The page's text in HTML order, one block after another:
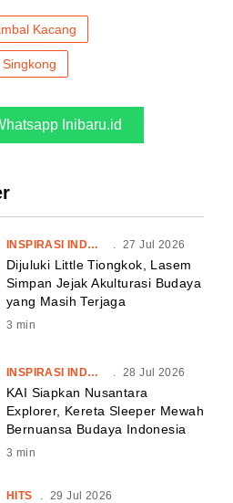
Kacang
Singkong
Inibaru.id
INSPIRASI INDONESIA . 27 Jul 2026
Dijuluki Little Tiongkok, Lasem
Simpan Jejak Akulturasi Budaya
yang Masih Terjaga
3 min
INSPIRASI INDONESIA . 28 Jul 2026
KAI Siapkan Nusantara
Explorer, Kereta Sleeper Mewah
Bernuansa Budaya Indonesia
3 min
HITS 29 Jul 2026